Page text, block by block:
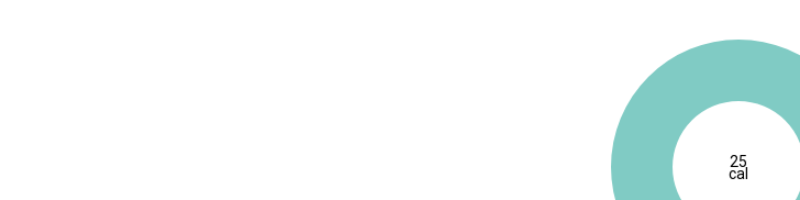
25
cal